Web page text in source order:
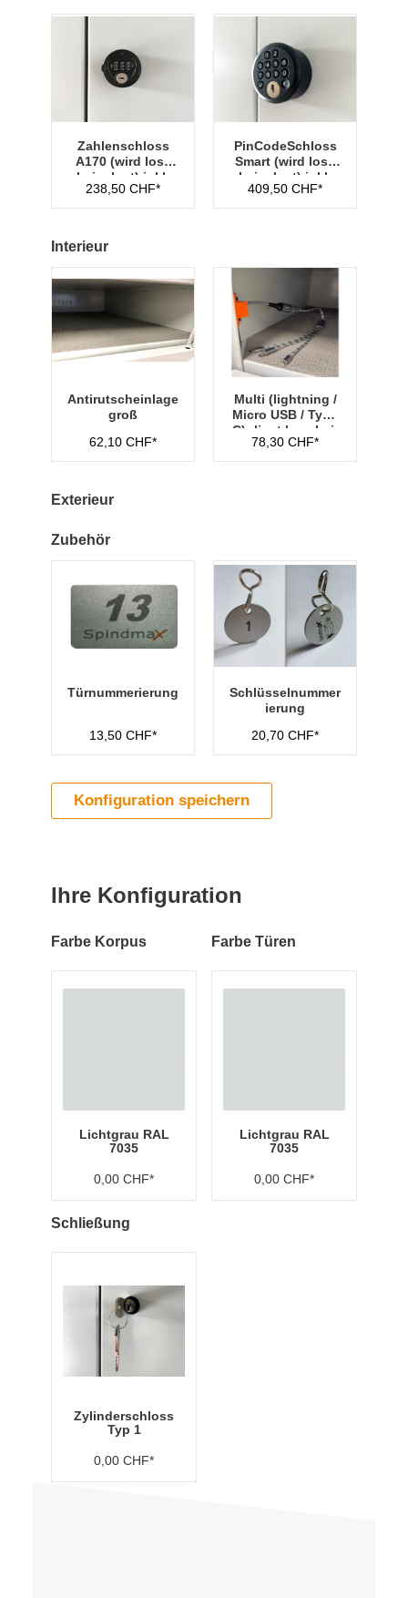
Zahlenschloss
A170 (wird lose
beigelegt) inkl.
Hauptschlüssel
238,50 CHF*
PinCodeSchloss
Smart (wird lose
beigelegt) inkl.
Managementschl
üssel
409,50 CHF*
Interieur
Antirutscheinlage
groß
62,10 CHF*
Multi (lightning /
Micro USB / Type
C) -liegt lose bei-
78,30 CHF*
Exterieur
Zubehör
Türnummerierung
13,50 CHF*
Schlüsselnummer
ierung
20,70 CHF*
Konfiguration speichern
Ihre Konfiguration
Farbe Korpus
Lichtgrau RAL
7035
0,00 CHF*
Farbe Türen
Lichtgrau RAL
7035
0,00 CHF*
Schließung
Zylinderschloss
Typ 1
0,00 CHF*